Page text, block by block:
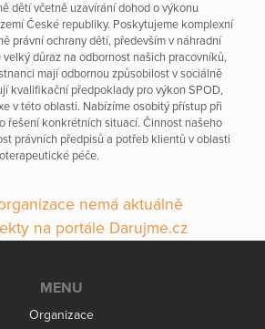
dětí včetně uzavírání dohod o výkonu
České republiky. Poskytujeme komplexní
právní ochrany dětí, především v náhradní
důraz na odbornost našich pracovníků,
mají odbornou způsobilost v sociálně
kvalifikační předpoklady pro výkon SPOD,
v této oblasti. Nabízíme osobitý přístup při
řešení konkrétních situací. Činnost našeho
právních předpisů a potřeb klientů v oblasti
péče.
nemá aktuálně
na portále Darujme.cz
MENU
Organizace